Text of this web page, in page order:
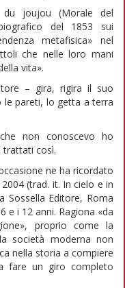
joujou (Morale del
del 1853 sui
metafisica» nel
che nelle loro mani
vita».
– gira, rigira il suo
pareti, lo getta a terra
non conoscevo ho
trattati così.
ne ha ricordato
(trad. it. In cielo e in
Sossella Editore, Roma
e i 12 anni. Ragiona «da
proprio come la
società moderna non
nella storia a compiere
fare un giro completo